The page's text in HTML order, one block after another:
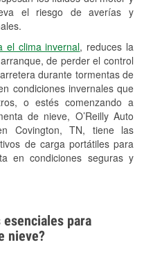
el riesgo de averías y
el clima invernal, reduces la
de perder el control
durante tormentas de
condiciones invernales que
o estés comenzando a
de nieve, O’Reilly Auto
Covington, TN, tiene las
de carga portátiles para
en condiciones seguras y
y discos de
a la medida
para
nieve?